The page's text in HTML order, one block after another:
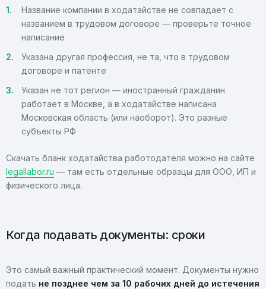
Название компании в ходатайстве не совпадает с
названием в трудовом договоре — проверьте точное
написание
Указана другая профессия, не та, что в трудовом
договоре и патенте
Указан не тот регион — иностранный гражданин
работает в Москве, а в ходатайстве написана
Московская область (или наоборот). Это разные
субъекты РФ
Скачать бланк ходатайства работодателя можно на сайте
legallabor.ru — там есть отдельные образцы для ООО, ИП и
физического лица.
Когда подавать документы: сроки
Это самый важный практический момент. Документы нужно
подать не позднее чем за 10 рабочих дней до истечения